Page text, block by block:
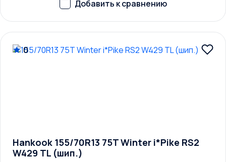
0
Hankook 155/70R13 75T Winter i*Pike RS2
W429 TL (шип.)